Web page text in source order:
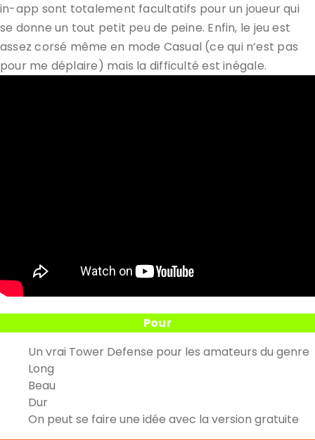
in-app sont totalement facultatifs pour un joueur qui
se donne un tout petit peu de peine. Enfin, le jeu est
assez corsé même en mode Casual (ce qui n’est pas
pour me déplaire) mais la difficulté est inégale.
Pour
Un vrai Tower Defense pour les amateurs du genre
Long
Beau
Dur
On peut se faire une idée avec la version gratuite